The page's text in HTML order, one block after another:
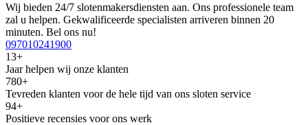
Wij bieden 24/7 slotenmakersdiensten aan. Ons professionele team
zal u helpen. Gekwalificeerde specialisten arriveren binnen 20
minuten. Bel ons nu!
097010241900
13+
Jaar helpen wij onze klanten
780+
Tevreden klanten voor de hele tijd van ons sloten service
94+
Positieve recensies voor ons werk